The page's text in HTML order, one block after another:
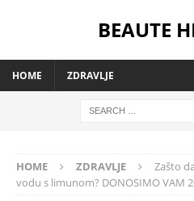
BEAUTE
HOME ZDRAVLJE
HOME ZDRAVLJE
Zašto
vodu s limunom? DONOSIMO VAM